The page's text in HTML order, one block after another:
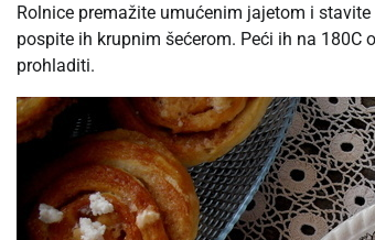
Rolnice premažite umućenim jajetom i
pospite ih krupnim šećerom. Peći ih na 180C
prohladiti.